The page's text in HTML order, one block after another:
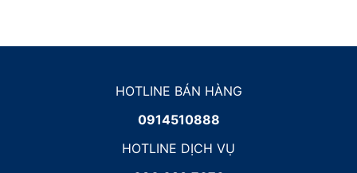
HOTLINE BÁN HÀNG
0914510888
HOTLINE DỊCH VỤ